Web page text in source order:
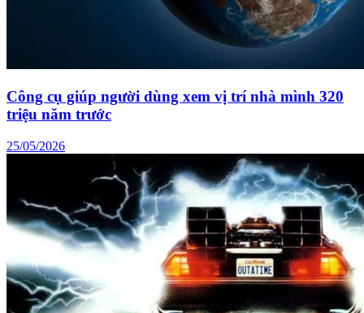
Công cụ giúp người dùng xem vị trí nhà mình 320
triệu năm trước
25/05/2026